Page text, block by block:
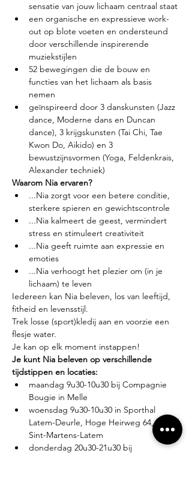
sensatie van jouw lichaam centraal staat
een organische en expressieve work-
out op blote voeten en ondersteund
door verschillende inspirerende
muziekstijlen
52 bewegingen die de bouw en
functies van het lichaam als basis
nemen
geïnspireerd door 3 danskunsten (Jazz
dance, Moderne dans en Duncan
dance), 3 krijgskunsten (Tai Chi, Tae
Kwon Do, Aikido) en 3
bewustzijnsvormen (Yoga, Feldenkrais,
Alexander techniek)
Waarom Nia ervaren?
...Nia zorgt voor een betere conditie,
sterkere spieren en gewichtscontrole
...Nia kalmeert de geest, vermindert
stress en stimuleert creativiteit
...Nia geeft ruimte aan expressie en
emoties
...Nia verhoogt het plezier om (in je
lichaam) te leven
Iedereen kan Nia beleven, los van leeftijd,
fitheid en levensstijl.
Trek losse (sport)kledij aan en voorzie een
flesje water.
Je kan op elk moment instappen!
Je kunt Nia beleven op verschillende
tijdstippen en locaties:
maandag 9u30-10u30 bij Compagnie
Bougie in Melle
woensdag 9u30-10u30 in Sporthal
Latem-Deurle, Hoge Heirweg 64, 9830
Sint-Martens-Latem
donderdag 20u30-21u30 bij